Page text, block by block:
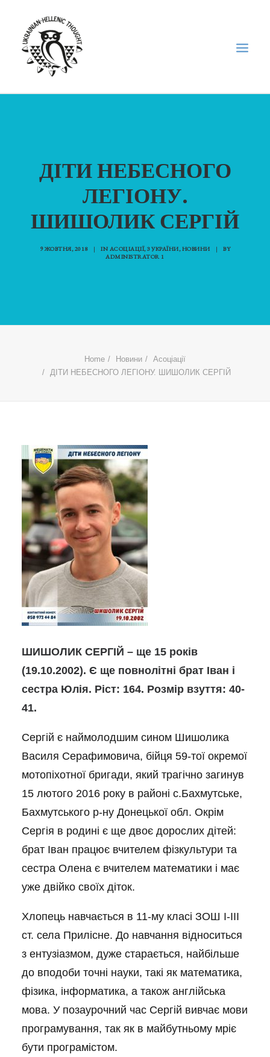
ФОРУМ УКРАЇНСЬКОЇ ДІАСПОРИ В ГРЕЦІЇ
“ВІСНИК”/”ΑΓΓΕΛΙΑΦΌΡΟΣ”
ДІТИ НЕБЕСНОГО
ЛЕГІОНУ.
ШИШОЛИК СЕРГІЙ
9 ЖОВТНЯ, 2018 | IN АСОЦІАЦІЇ,З УКРАЇНИ,НОВИНИ |
BY
ADMINISTRATOR 1
Home Новини
Асоціації
ДІТИ НЕБЕСНОГО ЛЕГІОНУ. ШИШОЛИК СЕРГІЙ
ШИШОЛИК СЕРГІЙ – ще 15 років
(19.10.2002). Є ще повнолітні брат Іван і
сестра Юлія. Ріст: 164. Розмір взуття: 40-
41.
Сергій є наймолодшим сином Шишолика
Василя Серафимовича, бійця 59-тої окремої
мотопіхотної бригади, який трагічно загинув
15 лютого 2016 року в районі с.Бахмутське,
Бахмутського р-ну Донецької обл. Окрім
Сергія в родині є ще двоє дорослих дітей:
брат Іван працює вчителем фізкультури та
сестра Олена є вчителем математики і має
уже двійко своїх діток.
Хлопець навчається в 11-му класі ЗОШ I-III
ст. села Прилісне. До навчання відноситься
з ентузіазмом, дуже старається, найбільше
до вподоби точні науки, такі як математика,
фізика, інформатика, а також англійська
мова. У позаурочний час Сергій вивчає мови
програмування, так як в майбутньому мріє
бути програмістом.